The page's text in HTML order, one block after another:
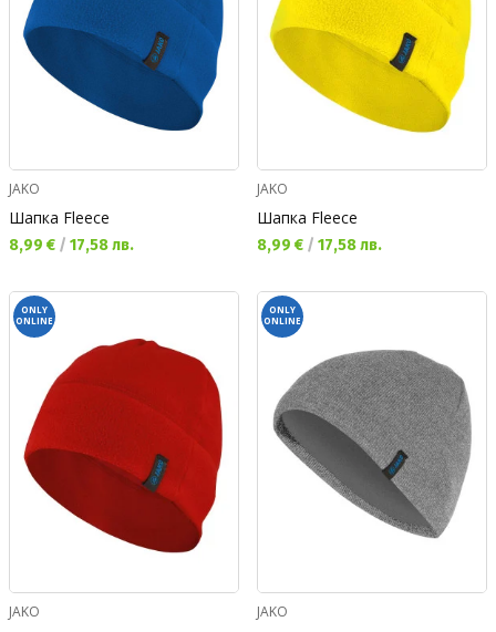
JAKO
Шапка Fleece
Текуща цена:
8,99 € / 17,58 лв.
JAKO
Шапка Fleece
Текуща цена:
8,99 € / 17,58 лв.
ONLY
ONLINE
JAKO
ONLY
ONLINE
JAKO